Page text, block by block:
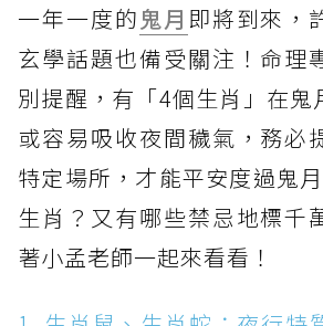
一年一度的 鬼月 即將到來，
玄學話題也備受關注！命理
別提醒，有「4個生肖」在鬼
或容易吸收夜間穢氣，務必
特定場所，才能平安度過鬼
生肖？又有哪些禁忌地標千
著小孟老師一起來看看！